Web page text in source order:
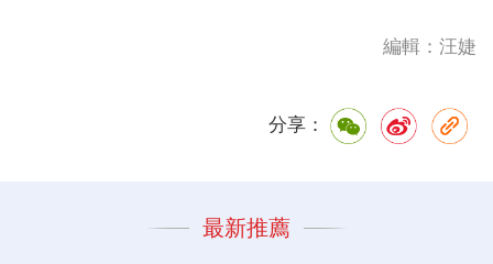
編輯：汪婕
分享：
最新推薦